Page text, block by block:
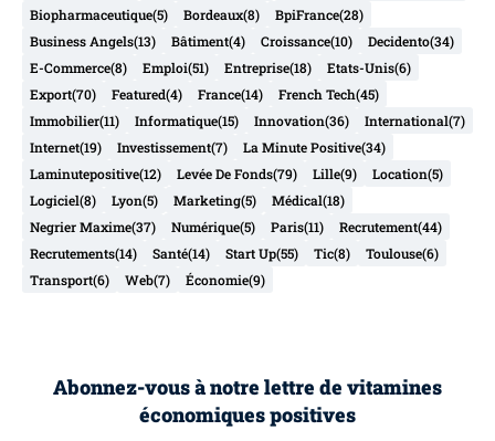
Biopharmaceutique(5) Bordeaux(8) BpiFrance(28)
Business Angels(13) Bâtiment(4) Croissance(10) Decidento(34)
E-Commerce(8) Emploi(51) Entreprise(18) Etats-Unis(6)
Export(70) Featured(4) France(14) French Tech(45)
Immobilier(11) Informatique(15) Innovation(36) International(7)
Internet(19) Investissement(7) La Minute Positive(34)
Laminutepositive(12) Levée De Fonds(79) Lille(9) Location(5)
Logiciel(8) Lyon(5) Marketing(5) Médical(18)
Negrier Maxime(37) Numérique(5) Paris(11) Recrutement(44)
Recrutements(14) Santé(14) Start Up(55) Tic(8) Toulouse(6)
Transport(6) Web(7) Économie(9)
Abonnez-vous à notre lettre de vitamines
économiques positives